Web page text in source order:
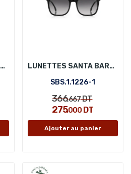
LUNETTES SANTA BARBARA POLO SBS.1.1226-3
LUNETTES SANTA BARBARA POLO SBS.1.1226-1
SBS.1.1226-1
366,667DT
275,000 DT
Ajouter au panier